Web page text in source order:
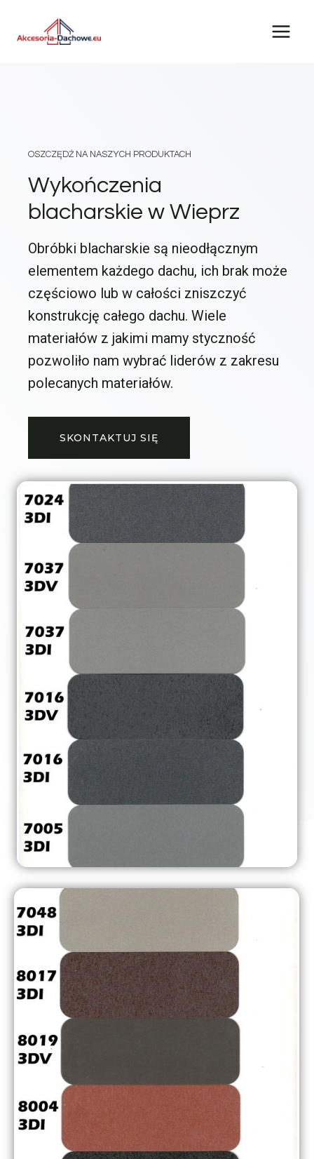
OSZCZĘDŹ NA NASZYCH PRODUKTACH
Wykończenia
blacharskie w Wieprz
Obróbki blacharskie są nieodłącznym
elementem każdego dachu, ich brak może
częściowo lub w całości zniszczyć
konstrukcję całego dachu. Wiele
materiałów z jakimi mamy styczność
pozwoliło nam wybrać liderów z zakresu
polecanych materiałów.
SKONTAKTUJ SIĘ